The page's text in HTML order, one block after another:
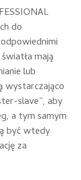
do
mają
lub
wystarczająco
slave”, aby
a tym samym
być wtedy
za